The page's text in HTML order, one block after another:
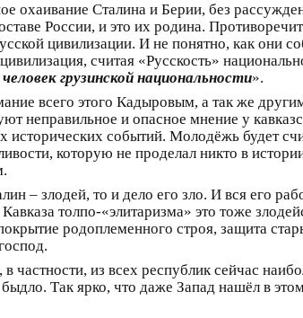
охаивание Сталина и Берии, без
России, и это их родина.
цивилизации. И не понятно, как они
считая «Русскость»
грузинской национальности».
всего этого Кадыровым, а так же
неправильное и опасное мнение у
исторических событий. Молодёжь будет
которую не проделал никто в
– злодей, то и дело его зло. И вся его
толпо-«элитаризма» это тоже
родоплеменного строя, защита
частности, из всех республик сейчас
Так ярко, что даже Запад нашёл в